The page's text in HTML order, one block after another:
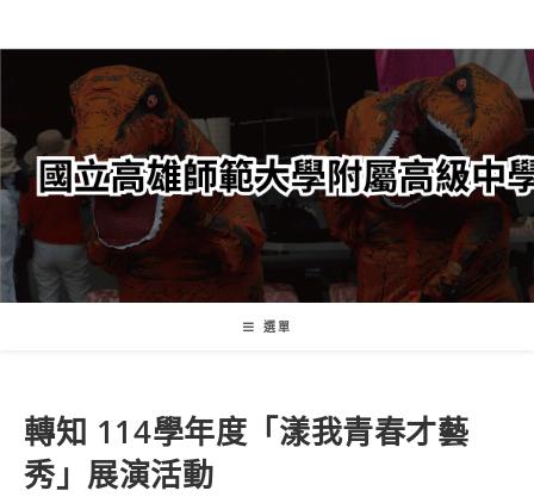
轉
要
內
容
選單
轉知 114學年度「漾我青春才藝
秀」展演活動